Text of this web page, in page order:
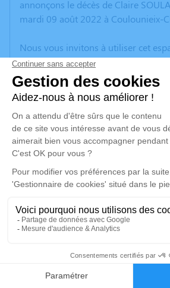
Faire-part
annonçons le décès de Claire
mardi 09 août 2022 à Coulounieix-
Nous vous invitons à utiliser cet
vos condoléances, partager des
anecdote ou exprimer vos pensées à
poèmes ou des textes. Cet endroit
d'expression dédié à honorer la
SOULAGE.
Un service de plantation d’arbre
disponible ici.
Je
Cérémonie religieuse